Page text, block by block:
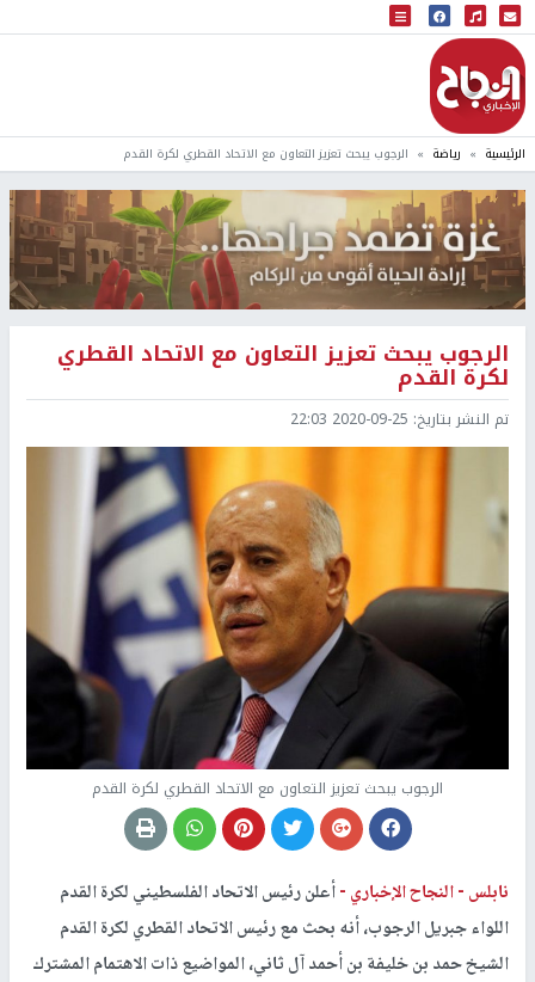
البث المباشر
إذاعة النجاح
الرئيسية رياضة الرجوب يبحث تعزيز التعاون مع الاتحاد القطري لكرة القدم
الرجوب يبحث تعزيز التعاون مع الاتحاد القطري
لكرة القدم
تم النشر بتاريخ: 2020-09-25 22:03
الرجوب يبحث تعزيز التعاون مع الاتحاد القطري لكرة القدم
نابلس -النجاح الإخباري -أعلن رئيس الاتحاد الفلسطيني لكرة القدم
اللواء جبريل الرجوب، أنه بحث مع رئيس الاتحاد القطري لكرة القدم
الشيخ حمد بن خليفة بن أحمد آل ثاني، المواضيع ذات الاهتمام المشترك